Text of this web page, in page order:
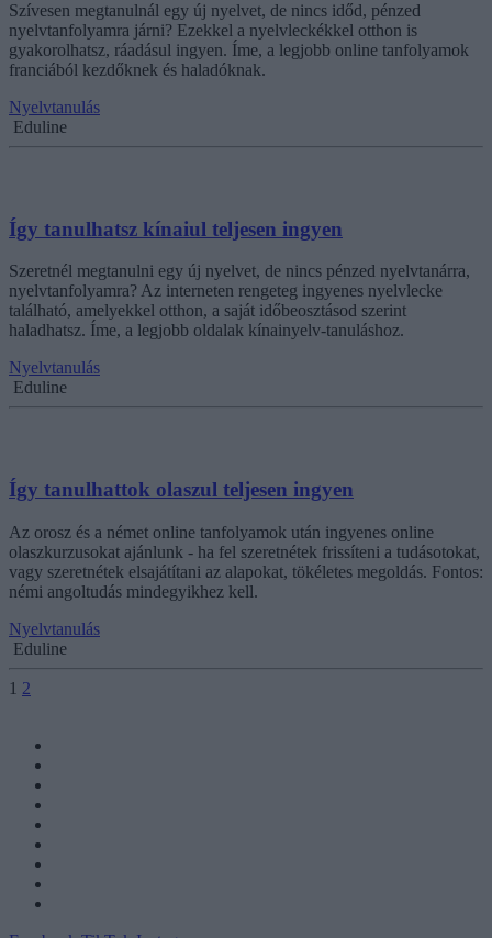
Szívesen megtanulnál egy új nyelvet, de nincs időd, pénzed
nyelvtanfolyamra járni? Ezekkel a nyelvleckékkel otthon is
gyakorolhatsz, ráadásul ingyen. Íme, a legjobb online tanfolyamok
franciából kezdőknek és haladóknak.
Nyelvtanulás
Eduline
Így tanulhatsz kínaiul teljesen ingyen
Szeretnél megtanulni egy új nyelvet, de nincs pénzed nyelvtanárra,
nyelvtanfolyamra? Az interneten rengeteg ingyenes nyelvlecke
található, amelyekkel otthon, a saját időbeosztásod szerint
haladhatsz. Íme, a legjobb oldalak kínainyelv-tanuláshoz.
Nyelvtanulás
Eduline
Így tanulhattok olaszul teljesen ingyen
Az orosz és a német online tanfolyamok után ingyenes online
olaszkurzusokat ajánlunk - ha fel szeretnétek frissíteni a tudásotokat,
vagy szeretnétek elsajátítani az alapokat, tökéletes megoldás. Fontos:
némi angoltudás mindegyikhez kell.
Nyelvtanulás
Eduline
1 2